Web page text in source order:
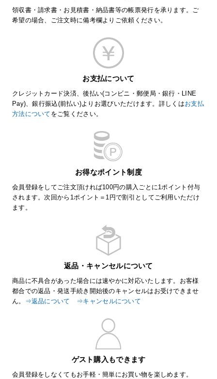
領収書・請求書・お見積書・納品書等の帳票発行を承ります。ご
希望の場合、ご注文時に備考欄よりご依頼ください。
お支払について
クレジットカード決済、後払い(コンビニ・郵便局・銀行・LINE
Pay)、銀行振込(前払い)よりお選びいただけます。詳しくはお支払
方法について をご覧ください。
お得なポイント制度
会員登録をしてご注文頂ければ100円の購入ごとに1ポイント付与
されます。次回から1ポイント＝1円で割引としてご利用いただけ
ます。
返品・キャンセルについて
商品に不具合があった場合には速やかに対応いたします。お客様
都合での返品・発送手続き開始後のキャンセルはお受けできませ
ん。 ⇒返品について ⇒キャンセルについて
ゲスト購入もできます
会員登録をしなくてもお手軽・簡単にお買い物を楽しめます。